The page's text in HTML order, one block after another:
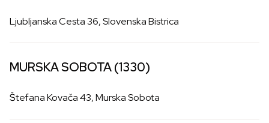
Ljubljanska Cesta 36, Slovenska Bistrica
MURSKA SOBOTA (1330)
Štefana Kovača 43, Murska Sobota